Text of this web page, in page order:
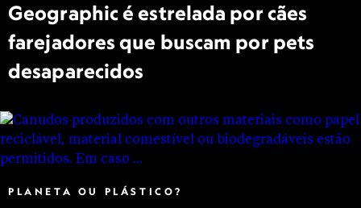
Geographic é estrelada por cães
farejadores que buscam por pets
desaparecidos
PLANETA OU PLÁSTICO?